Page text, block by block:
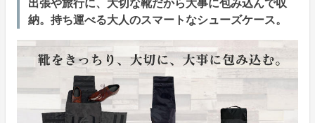
出張や旅行に、大切な靴だから大事に包み込んで収
納。持ち運べる大人のスマートなシューズケース。